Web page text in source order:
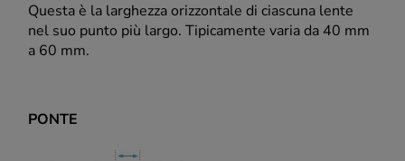
Questa è la larghezza orizzontale di ciascuna lente
nel suo punto più largo. Tipicamente varia da 40 mm
a 60 mm.
PONTE